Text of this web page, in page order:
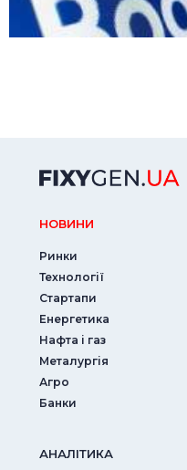
НОВИНИ
Ринки
Технології
Стартапи
Енергетика
Нафта і газ
Металургія
Агро
Банки
АНАЛIТИКА